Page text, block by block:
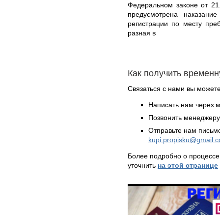
Федеральном законе от
предусмотрена
регистрации по месту
разная в
Как получить
Связаться с нами вы
Написать нам через
Позвонить
Отправьте нам
Более подробно о
уточнить на этой странице